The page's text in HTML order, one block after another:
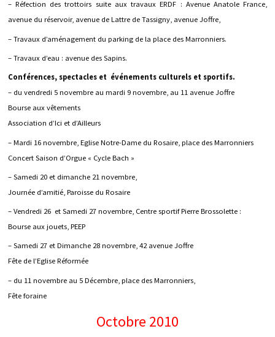
– Réfection des trottoirs suite aux travaux ERDF : Avenue Anatole France,
avenue du réservoir, avenue de Lattre de Tassigny, avenue Joffre,
– Travaux d’aménagement du parking de la place des Marronniers.
– Travaux d’eau : avenue des Sapins.
Conférences, spectacles et événements culturels et sportifs.
– du vendredi 5 novembre au mardi 9 novembre, au 11 avenue Joffre
Bourse aux vêtements
Association d’Ici et d’Ailleurs
– Mardi 16 novembre, Eglise Notre-Dame du Rosaire, place des Marronniers
Concert Saison d’Orgue « Cycle Bach »
– Samedi 20 et dimanche 21 novembre,
Journée d’amitié, Paroisse du Rosaire
– Vendredi 26 et Samedi 27 novembre, Centre sportif Pierre Brossolette :
Bourse aux jouets, PEEP
– Samedi 27 et Dimanche 28 novembre, 42 avenue Joffre
Fête de l’Eglise Réformée
– du 11 novembre au 5 Décembre, place des Marronniers,
Fête foraine
Octobre 2010